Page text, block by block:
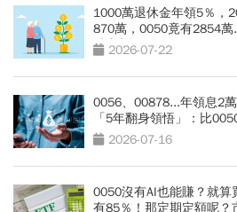
1000萬退休金年領5％，
870萬，0050竟有2854
酷真相
2026-07-22
0056、00878...年領息2
「5年翻身領悟」：比
更逼人
2026-07-16
0050沒有AI也能賺？就
有85％！那定期定額呢？